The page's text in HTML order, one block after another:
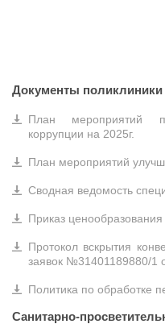
Документы поликлиники
План мероприятий
коррупции на 2025г.
План мероприятий
Сводная ведомость
Приказ ценообразования
Протокол вскрытия
заявок №31401189880/1
Политика по обработке
Санитарно-